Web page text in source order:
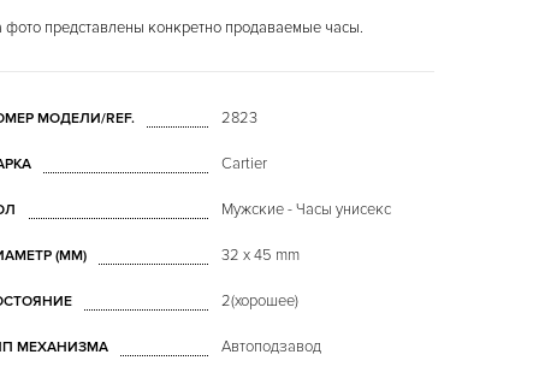
фото представлены конкретно продаваемые часы.
МОДЕЛИ/REF. 2823
Cartier
Мужские - Часы унисекс
(MM) 32 x 45 mm
2(хорошее)
МЕХАНИЗМА Автоподзавод